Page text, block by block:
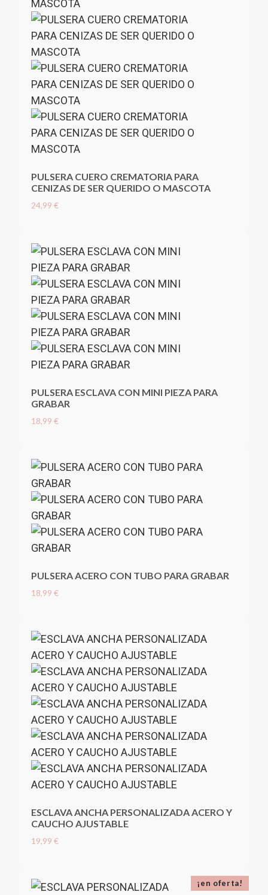
PULSERA CUERO CREMATORIA PARA
CENIZAS DE SER QUERIDO O MASCOTA
24,99 €
PULSERA ESCLAVA CON MINI PIEZA PARA
GRABAR
18,99 €
PULSERA ACERO CON TUBO PARA GRABAR
18,99 €
ESCLAVA ANCHA PERSONALIZADA ACERO Y
CAUCHO AJUSTABLE
19,99 €
¡en oferta!